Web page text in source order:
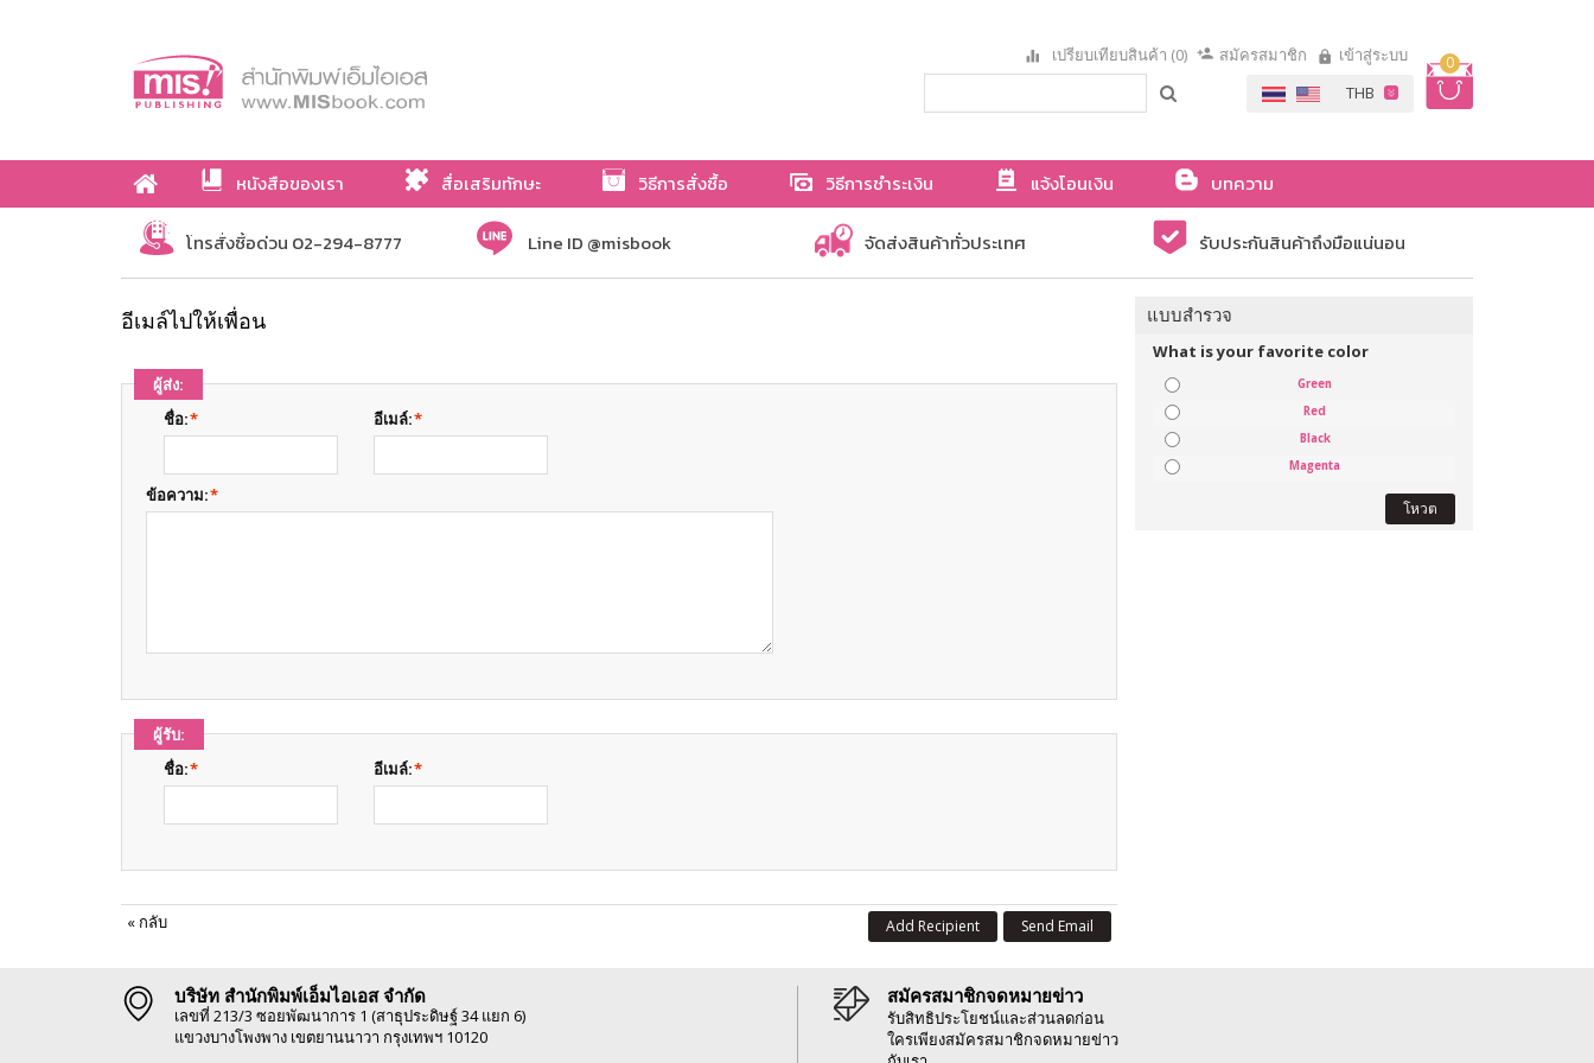
0
เปรียบเทียบสินค้า (0) สมัครสมาชิก เข้าสู่ระบบ
หนังสือของเรา สื่อเสริมทักษะ วิธีการสั่งซื้อ วิธีการชำระเงิน แจ้งโอนเงิน
บทความ
เกี่ยวกับเรา
โทรสั่งซื้อด่วน 02-294-8777 Line ID @misbook จัดส่งสินค้าทั่วประเทศ รับประกันสินค้าถึงมือแน่นอน
อีเมล์ไปให้เพื่อน
ผู้ส่ง:
*
ชื่อ: *
อีเมล์:
*
ข้อความ:
ผู้รับ:
*
ชื่อ: *
อีเมล์:
« กลับ Send Email
Add Recipient
แบบสำรวจ
What is your favorite color
Green
Red
Black
Magenta
โหวต
บริษัท สำนักพิมพ์เอ็มไอเอส จำกัด
เลขที่ 213/3 ซอยพัฒนาการ 1 (สาธุประดิษฐ์ 34 แยก 6)
แขวงบางโพงพาง เขตยานนาวา กรุงเทพฯ 10120
สมัครสมาชิกจดหมายข่าว
รับสิทธิประโยชน์และส่วนลดก่อน
ใครเพียงสมัครสมาชิกจดหมายข่าว